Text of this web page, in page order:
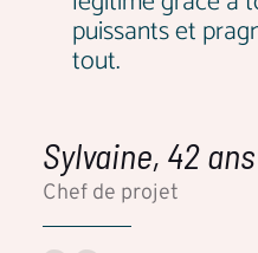
puissants et
tout.
Sylvaine, 42 ans
Chef de projet